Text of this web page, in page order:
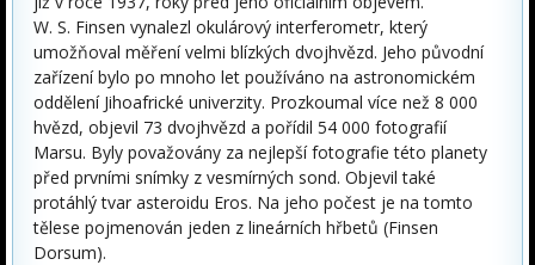
W. S. Finsen vynalezl okulárový interferometr, který
umožňoval měření velmi blízkých dvojhvězd. Jeho původní
zařízení bylo po mnoho let používáno na astronomickém
oddělení Jihoafrické univerzity. Prozkoumal více než 8 000
hvězd, objevil 73 dvojhvězd a pořídil 54 000 fotografií
Marsu. Byly považovány za nejlepší fotografie této planety
před prvními snímky z vesmírných sond. Objevil také
protáhlý tvar asteroidu Eros. Na jeho počest je na tomto
tělese pojmenován jeden z lineárních hřbetů (Finsen
Dorsum).